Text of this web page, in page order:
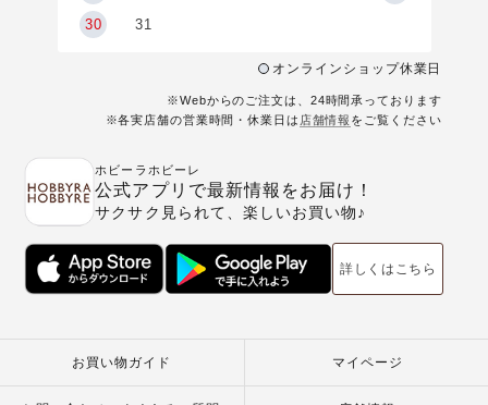
30 31
オンラインショップ休業日
※Webからのご注文は、24時間承っております
※各実店舗の営業時間・休業日は 店舗情報 をご覧ください
ホビーラホビーレ
公式アプリで最新情報をお届け！
サクサク見られて、楽しいお買い物♪
詳しくはこちら
お買い物ガイド マイページ